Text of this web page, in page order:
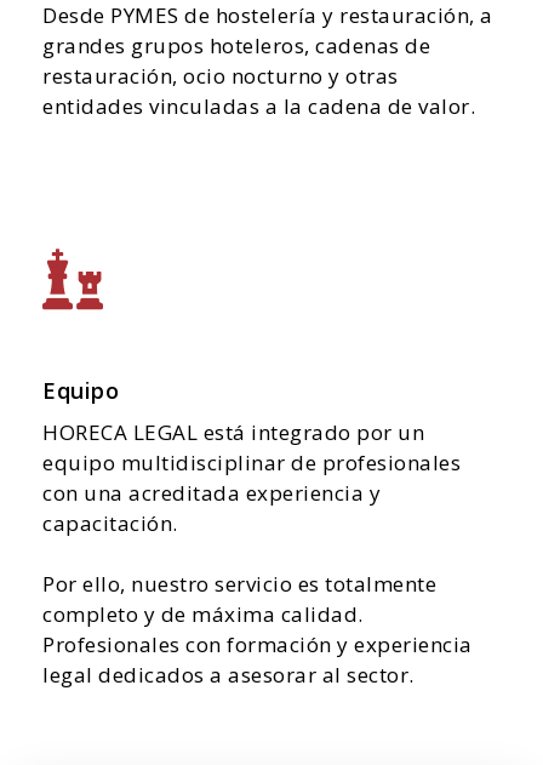
Desde PYMES de hostelería y restauración, a
grandes grupos hoteleros, cadenas de
restauración, ocio nocturno y otras
entidades vinculadas a la cadena de valor.
Equipo
HORECA LEGAL está integrado por un
equipo multidisciplinar de profesionales
con una acreditada experiencia y
capacitación.
Por ello, nuestro servicio es totalmente
completo y de máxima calidad.
Profesionales con formación y experiencia
legal dedicados a asesorar al sector.